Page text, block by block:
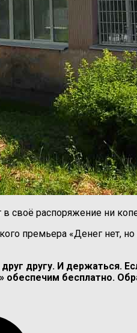
своё распоряжение ни
премьера «Денег нет,
другу. И держаться.
обеспечим бесплатно.